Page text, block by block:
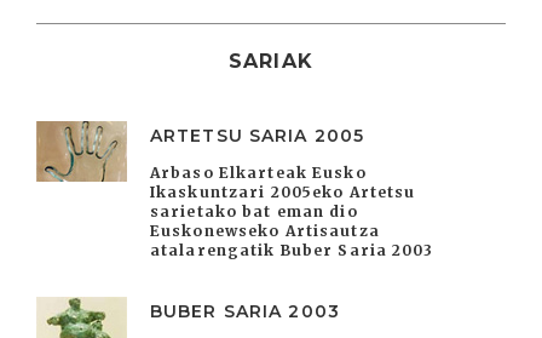
SARIAK
ARTETSU SARIA 2005
Arbaso Elkarteak Eusko
Ikaskuntzari 2005eko Artetsu
sarietako bat eman dio
Euskonewseko Artisautza
atalarengatik Buber Saria 2003
BUBER SARIA 2003